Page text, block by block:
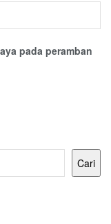
pada peramban
Cari